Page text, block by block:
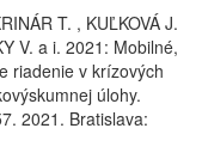
T. , KUĽKOVÁ J.
V. a i. 2021: Mobilné,
riadenie v krízových
úlohy.
2021. Bratislava: